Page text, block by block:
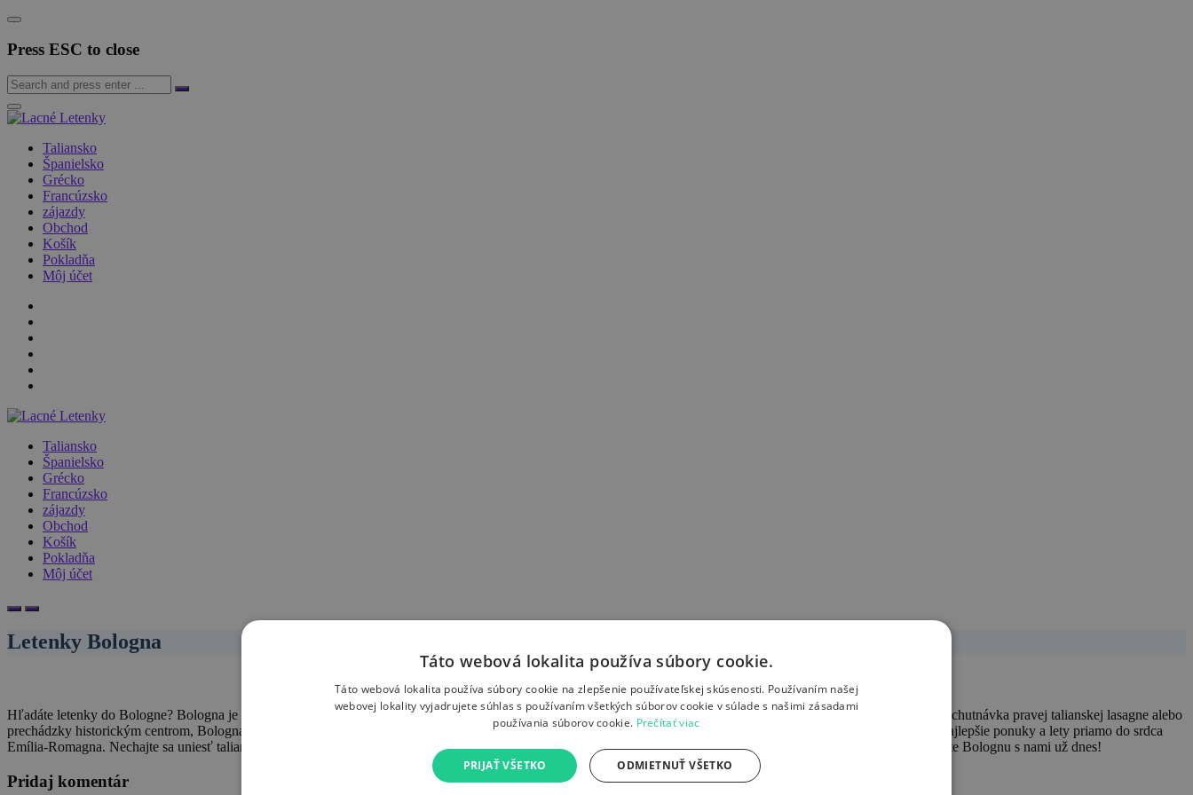
Press ESC to close
Taliansko
Španielsko
Grécko
Francúzsko
zájazdy
Obchod
Košík
Pokladňa
Môj účet
Taliansko
Španielsko
Grécko
Francúzsko
zájazdy
Obchod
Košík
Pokladňa
Môj účet
Letenky Bologna
Hľadáte letenky do Bologne? Bologna je obľúbená destinácia pre jej bohatú históriu, vynikajúcu kuchyňu a živú atmosféru. Či už vás láka pohľad na stredoveké veže, ochutnávka pravej talianskej lasagne alebo
prechádzky historickým centrom, Bologna je miesto, ktoré by ste mali zažiť. Vyhladajte si letenky na našej stránke a objavte krásy tejto talianskej perly. S nami nájdete najlepšie ponuky a lety priamo do srdca
Emília-Romagna. Nechajte sa uniesť talianskym šarmom a zažite dovolenku plnú zážitkov. Stačí zadať Bolognu ako vašu destináciu a my sa postaráme o zvyšok. Objavte Bolognu s nami už dnes!
Pridaj komentár
Táto webová lokalita používa súbory cookie.
Táto webová lokalita používa súbory cookie na zlepšenie používateľskej skúsenosti. Používaním našej
webovej lokality vyjadrujete súhlas s používaním všetkých súborov cookie v súlade s našimi zásadami
používania súborov cookie. Prečítať viac
PRIJAŤ VŠETKO ODMIETNUŤ VŠETKO